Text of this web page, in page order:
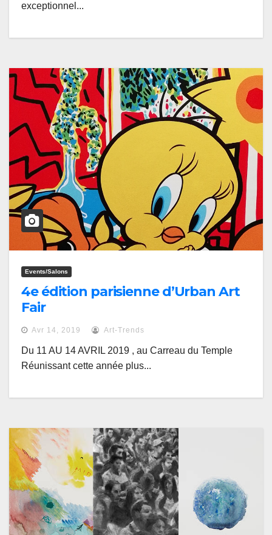
exceptionnel...
Events/salons
4e édition parisienne d’Urban Art
Fair
Avr 14, 2019 Art-Trends
Du 11 AU 14 AVRIL 2019 , au Carreau du Temple
Réunissant cette année plus...